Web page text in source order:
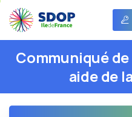
Communiquéde
aidede la